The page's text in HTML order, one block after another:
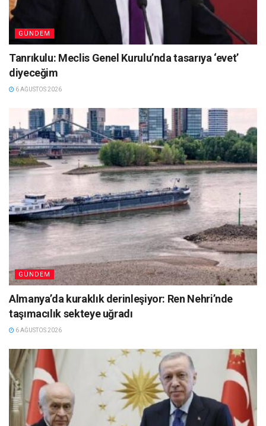
GÜNDEM
Tanrıkulu: Meclis Genel Kurulu’nda tasarıya ‘evet’
diyeceğim
6 AĞUSTOS 2026
GÜNDEM
Almanya’da kuraklık derinleşiyor: Ren Nehri’nde
taşımacılık sekteye uğradı
6 AĞUSTOS 2026